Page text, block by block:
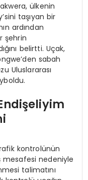
ülkenin
taşıyan bir
ardından
şehrin
belirtti. Uçak,
sabah
Uluslararası
kontrolünün
mesafesi nedeniyle
talimatını